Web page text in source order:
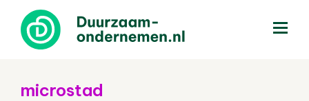
microstad